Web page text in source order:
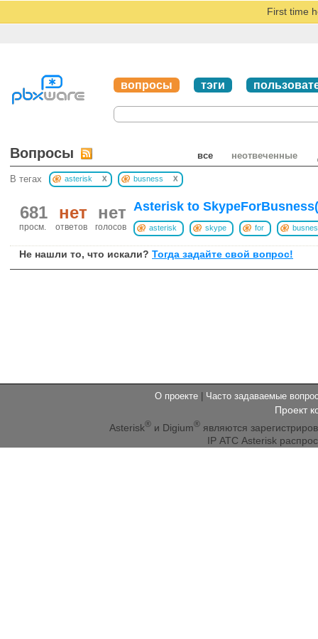
First time
вопросы тэги
все неотвеченные
Вопросы
В тегах asterisk x busness x
нет
голосов
нет
ответов
681
просм.
Asterisk to
asterisk skype for
Не нашли то, что искали? Тогда задайте свой вопрос!
О проекте | Часто задаваемые
Проект
Asterisk®и Digium®являются
IP АТС Asterisk